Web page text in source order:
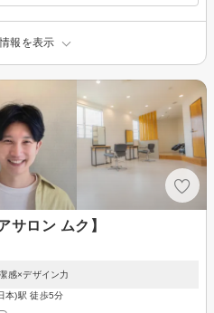
報を表示
ロン ムク】
感×デザイン力
本)駅 徒歩5分